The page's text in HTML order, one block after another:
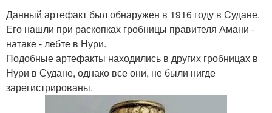
Данный артефакт был обнаружен в 1916 году в Судане.
Его нашли при раскопках гробницы правителя Амани -
натаке - лебте в Нури.
Подобные артефакты находились в других гробницах в
Нури в Судане, однако все они, не были нигде
зарегистрированы.